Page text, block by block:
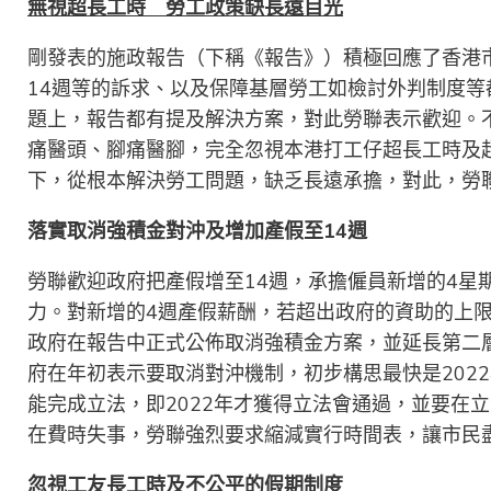
無視超長工時 勞工政策缺長遠目光
剛發表的施政報告（下稱《報告》）積極回應了香
14週等的訴求、以及保障基層勞工如檢討外判制度
題上，報告都有提及解決方案，對此勞聯表示歡迎
痛醫頭、腳痛醫腳，完全忽視本港打工仔超長工時
下，從根本解決勞工問題，缺乏長遠承擔，對此，勞
落實取消強積金對沖及增加產假至14週
勞聯歡迎政府把產假增至14週，承擔僱員新增的4
力。對新增的4週產假薪酬，若超出政府的資助的上
政府在報告中正式公佈取消強積金方案，並延長第
府在年初表示要取消對沖機制，初步構思最快是
能完成立法，即2022年才獲得立法會通過，並要在
在費時失事，勞聯強烈要求縮減實行時間表，讓市
忽視工友長工時及不公平的假期制度